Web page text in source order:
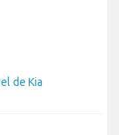
de Kia